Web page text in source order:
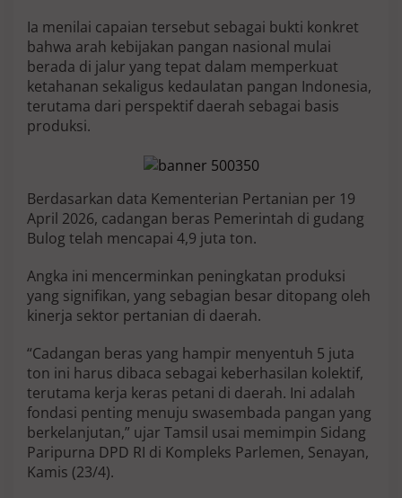
l
D
P
D
:
B
i
e
m
e
i
n
t
a
P
r
k
u
a
t
K
Ia menilai capaian tersebut sebagai bukti konkret
bahwa arah kebijakan pangan nasional mulai
berada di jalur yang tepat dalam memperkuat
ketahanan sekaligus kedaulatan pangan Indonesia,
terutama dari perspektif daerah sebagai basis
produksi.
Berdasarkan data Kementerian Pertanian per 19
April 2026, cadangan beras Pemerintah di gudang
Bulog telah mencapai 4,9 juta ton.
Angka ini mencerminkan peningkatan produksi
yang signifikan, yang sebagian besar ditopang oleh
kinerja sektor pertanian di daerah.
“Cadangan beras yang hampir menyentuh 5 juta
ton ini harus dibaca sebagai keberhasilan kolektif,
terutama kerja keras petani di daerah. Ini adalah
fondasi penting menuju swasembada pangan yang
berkelanjutan,” ujar Tamsil usai memimpin Sidang
Paripurna DPD RI di Kompleks Parlemen, Senayan,
Kamis (23/4).